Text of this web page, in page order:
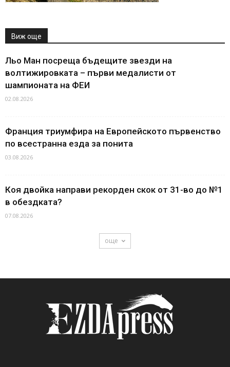
Виж още
Льо Ман посреща бъдещите звезди на
волтижировката – първи медалисти от
шампионата на ФЕИ
02.08.2026
Франция триумфира на Европейското първенство
по всестранна езда за понита
03.08.2026
Коя двойка направи рекорден скок от 31-во до №1
в обездката?
07.08.2026
още